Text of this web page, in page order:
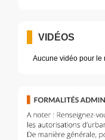
VIDÉOS
Aucune vidéo pour le